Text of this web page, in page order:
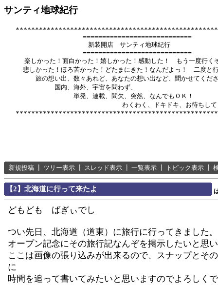
サンティ地球紀行
          　　       ============================
              　      新装開店　サンティ地球紀行
          　　       ============================
楽しかった！面白かった！嬉しかった！感動した！　もう一度行く
悲しかった！ほろ苦かった！どたまにきた！なんだよっ！　二度と
旅の想い出、数々あれど、あなたの想い出など、聞かせてくだ
国内、海外、宇宙を問わず、
単発、連載、間欠、突然、なんでもＯＫ！
わくわく、ドキドキ、お待ちしてま
新規投稿 ツリー表示 スレッド表示 一覧表示 トピック表示
【2】北海道に行って来たよ
どもども ばぎぃでし
つい先日、北海道（道東）に旅行に行ってきました。
オープン記念にその旅行記なんぞを掲示したいと思
ここは画像の張り込みが出来るので、スナップとそ
に
時間を追って書いてみたいと思いますのでよろしく